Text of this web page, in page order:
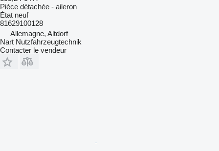
Pièce détachée - aileron
État neuf
81629100128
Allemagne, Altdorf
Nart Nutzfahrzeugtechnik
Contacter le vendeur